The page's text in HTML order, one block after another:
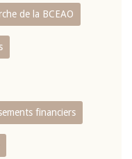
de la BCEAO
financiers